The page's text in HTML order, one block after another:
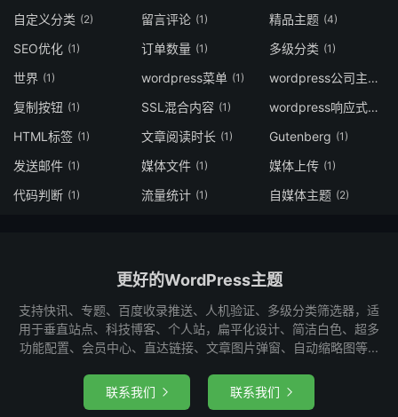
自定义分类 (2) 留言评论 (1) 精品主题 (4)
SEO优化 (1) 订单数量 (1) 多级分类 (1)
世界 (1) wordpress菜单 (1) wordpress公司主题
复制按钮 (1) SSL混合内容 (1) wordpress响应式主题
HTML标签 (1) 文章阅读时长 (1) Gutenberg (1)
发送邮件 (1) 媒体文件 (1) 媒体上传 (1)
代码判断 (1) 流量统计 (1) 自媒体主题 (2)
更好的WordPress主题
支持快讯、专题、百度收录推送、人机验证、多级分类筛选器，适
用于垂直站点、科技博客、个人站，扁平化设计、简洁白色、超多
功能配置、会员中心、直达链接、文章图片弹窗、自动缩略图等...
联系我们  联系我们 